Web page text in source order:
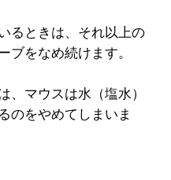
るときは、それ以上の
ブをなめ続けます。
、マウスは水（塩水）
のをやめてしまいま